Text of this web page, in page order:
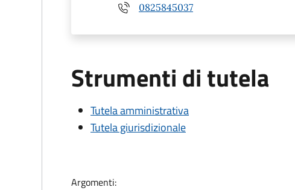
0825845037
Strumenti di tutela
Tutela amministrativa
Tutela giurisdizionale
Argomenti: